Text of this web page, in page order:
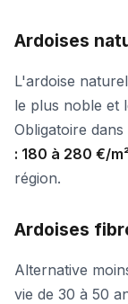
Ardoises
L'ardoise
le plus noble et
Obligatoire
: 180 à 280 €/
région.
Ardoises
Alternative
vie de 30 à 50